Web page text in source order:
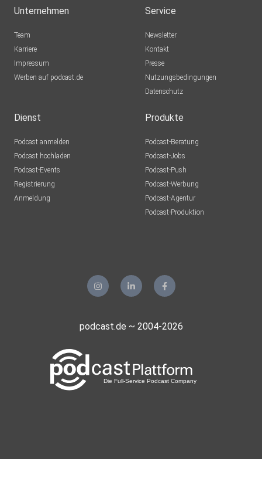
Unternehmen
Team
Karriere
Impressum
Werben auf podcast.de
Service
Newsletter
Kontakt
Presse
Nutzungsbedingungen
Datenschutz
Dienst
Podcast anmelden
Podcast hochladen
Podcast-Events
Registrierung
Anmeldung
Produkte
Podcast-Beratung
Podcast-Jobs
Podcast-Push
Podcast-Werbung
Podcast-Agentur
Podcast-Produktion
podcast.de ~ 2004-2026